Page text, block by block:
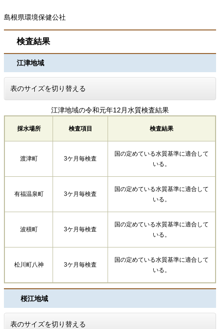
島根県環境保健公社
検査結果
江津地域
表のサイズを切り替える
江津地域の令和元年12月水質検査結果
採水場所 検査項目 検査結果
渡津町 3ケ月毎検査
国の定めている水質基準に適合して
いる。
有福温泉町 3ケ月毎検査
国の定めている水質基準に適合して
いる。
波積町 3ケ月毎検査
国の定めている水質基準に適合して
いる。
松川町八神 3ケ月毎検査
国の定めている水質基準に適合して
いる。
桜江地域
表のサイズを切り替える